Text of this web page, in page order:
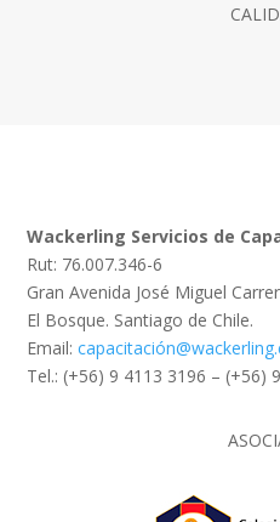
Wackerling Servicios de
Rut: 76.007.346-6
Gran Avenida José Miguel
El Bosque. Santiago de Chile.
Email:
Tel.: (+56) 9 4113 3196 – (+56)